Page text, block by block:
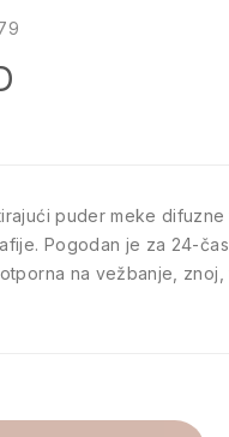
puder meke
Pogodan je za 24-
na vežbanje,